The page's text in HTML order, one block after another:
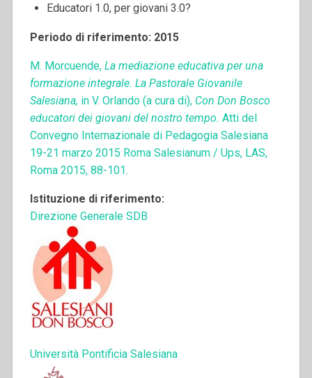
Educatori 1.0, per giovani 3.0?
Periodo di riferimento: 2015
M. Morcuende, La mediazione educativa per una
formazione integrale. La Pastorale Giovanile
Salesiana, in V. Orlando (a cura di), Con Don Bosco
educatori dei giovani del nostro tempo. Atti del
Convegno Internazionale di Pedagogia Salesiana
19-21 marzo 2015 Roma Salesianum / Ups, LAS,
Roma 2015, 88-101.
Istituzione di riferimento:
Direzione Generale SDB
Università Pontificia Salesiana